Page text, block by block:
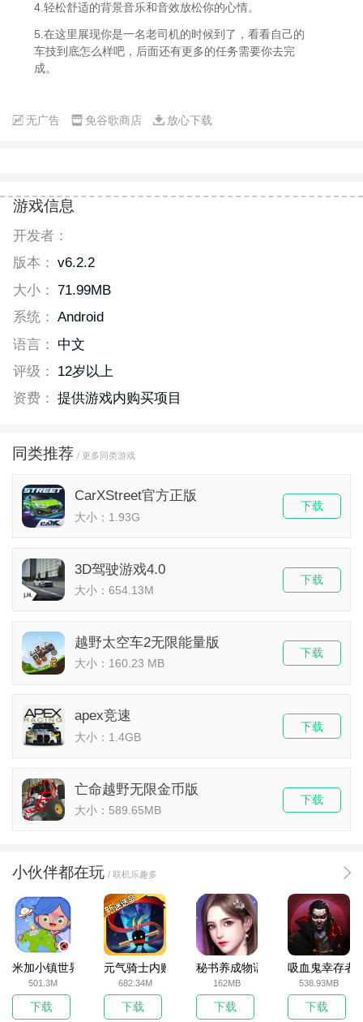
4.轻松舒适的背景音乐和音效放松你的心情。
5.在这里展现你是一名老司机的时候到了，看看自己的
车技到底怎么样吧，后面还有更多的任务需要你去完
成。
无广告 免谷歌商店 放心下载
游戏信息
开发者：
版本： v6.2.2
大小： 71.99MB
系统： Android
语言：
中文
评级：
12岁以上
资费： 提供游戏内购买项目
同类推荐 / 更多同类游戏
CarXStreet官方正版
大小：1.93G
下载
3D驾驶游戏4.0
大小：654.13M
下载
​越野太空车2无限能量版
大小：160.23 MB
下载
apex竞速
大小：1.4GB
下载
亡命越野无限金币版
大小：589.65MB
下载
小伙伴都在玩 / 联机乐趣多
米加小镇世界2025官方版
501.3M
下载
元气骑士内购破解版
682.34M
下载
秘书养成物语
162MB
下载
吸血鬼幸存者
538.93MB
下载